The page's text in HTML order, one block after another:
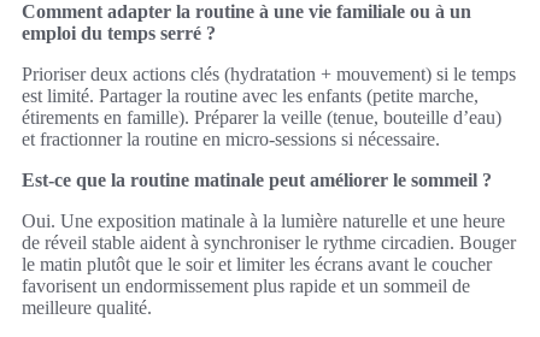
Comment adapter la routine à une vie familiale ou à un
emploi du temps serré ?
Prioriser deux actions clés (hydratation + mouvement) si le temps
est limité. Partager la routine avec les enfants (petite marche,
étirements en famille). Préparer la veille (tenue, bouteille d’eau)
et fractionner la routine en micro‑sessions si nécessaire.
Est‑ce que la routine matinale peut améliorer le sommeil ?
Oui. Une exposition matinale à la lumière naturelle et une heure
de réveil stable aident à synchroniser le rythme circadien. Bouger
le matin plutôt que le soir et limiter les écrans avant le coucher
favorisent un endormissement plus rapide et un sommeil de
meilleure qualité.